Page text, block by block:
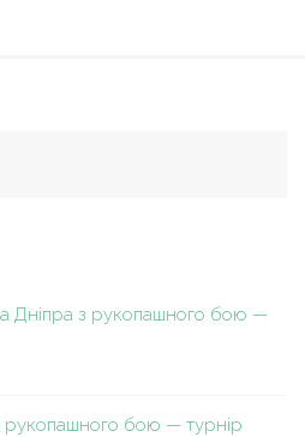
Дніпра з рукопашного бою —
рукопашного бою — турнір